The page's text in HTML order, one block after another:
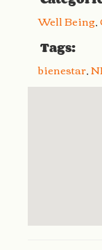
Well Being,
Tags:
bienestar,